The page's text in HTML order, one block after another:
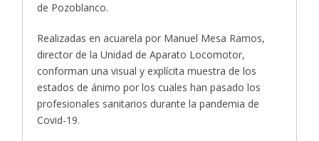
de Pozoblanco.
Realizadas en acuarela por Manuel Mesa Ramos,
director de la Unidad de Aparato Locomotor,
conforman una visual y explícita muestra de los
estados de ánimo por los cuales han pasado los
profesionales sanitarios durante la pandemia de
Covid-19.